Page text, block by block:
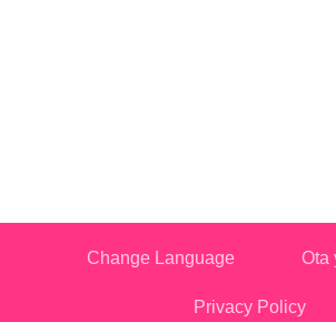
Change Language Ota
Privacy Policy